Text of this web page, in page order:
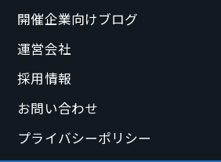
開催企業向けブログ
運営会社
採用情報
お問い合わせ
プライバシーポリシー